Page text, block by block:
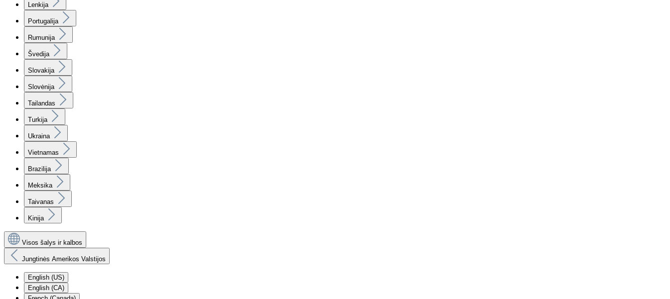
Lenkija
Portugalija
Rumunija
Švedija
Slovakija
Slovėnija
Tailandas
Turkija
Ukraina
Vietnamas
Brazilija
Meksika
Taivanas
Kinija
Visos šalys ir kalbos
Jungtinės Amerikos Valstijos
English (US)
English (CA)